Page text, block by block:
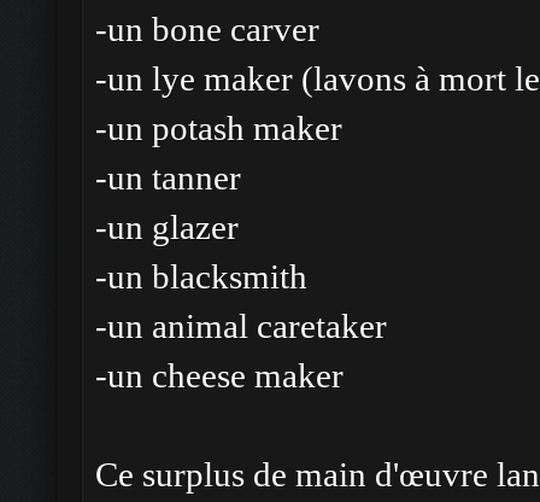
-un bone carver
-un lye maker (lavons à mort
-un potash maker
-un tanner
-un glazer
-un blacksmith
-un animal caretaker
-un cheese maker
Ce surplus de main d'œuvre